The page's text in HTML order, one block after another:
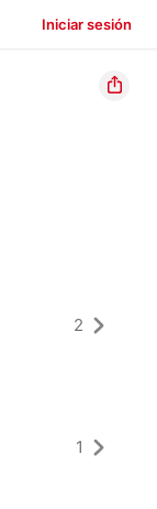
Iniciar sesión
2
1